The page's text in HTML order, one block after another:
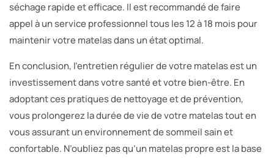
séchage rapide et efficace. Il est recommandé de faire
appel à un service professionnel tous les 12 à 18 mois pour
maintenir votre matelas dans un état optimal.
En conclusion, l’entretien régulier de votre matelas est un
investissement dans votre santé et votre bien-être. En
adoptant ces pratiques de nettoyage et de prévention,
vous prolongerez la durée de vie de votre matelas tout en
vous assurant un environnement de sommeil sain et
confortable. N’oubliez pas qu’un matelas propre est la base